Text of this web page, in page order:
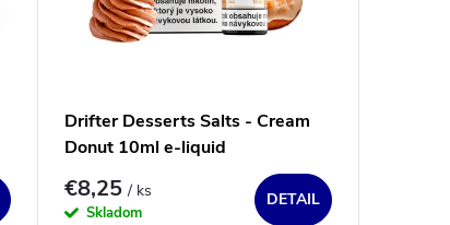
Drifter Desserts Salts - Cream
Donut 10ml e-liquid
€8,25/ ks
Skladom
DETAIL